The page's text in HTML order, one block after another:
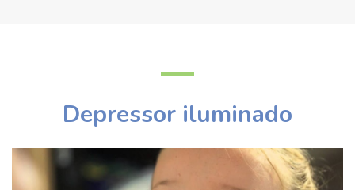
Depressor iluminado